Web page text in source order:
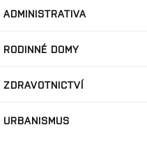
ADMINISTRATIVA
RODINNÉ DOMY
ZDRAVOTNICTVÍ
URBANISMUS